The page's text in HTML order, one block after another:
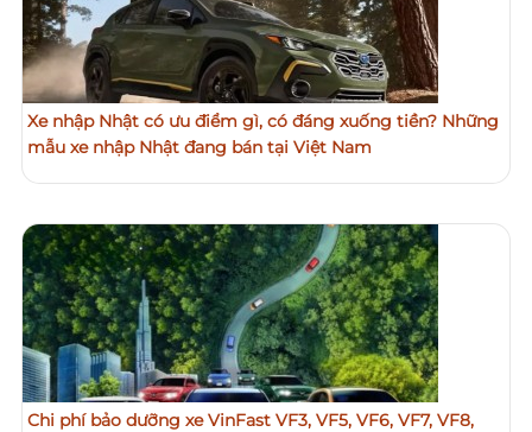
Xe nhập Nhật có ưu điểm gì, có đáng xuống tiền? Những
mẫu xe nhập Nhật đang bán tại Việt Nam
Chi phí bảo dưỡng xe VinFast VF3, VF5, VF6, VF7, VF8,